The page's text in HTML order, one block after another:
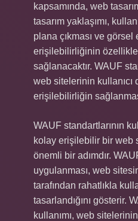
kapsamında, web
tasarım yaklaşımı,
plana çıkması ve
erişilebilirliğinin
sağlanacaktır. WAUF
web sitelerinin kullanıcı
erişilebilirliğin
WAUF standartlarının
kolay erişilebilir bir web
önemli bir adımdır.
uygulanması, web
tarafından rahatlıkla
tasarlandığını gösterir.
kullanımı, web